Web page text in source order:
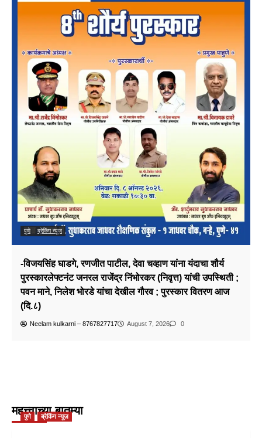
पुणे ब्रेकिंग न्यूज़
-विजयसिंह घाडगे, रणजीत पाटील, देवा चव्हाण यांना यंदाचा शौर्य
पुरस्कारलेफ्टनंट जनरल राजेंद्र निंभोरकर (निवृत्त) यांची उपस्थिती ;
पवन माने, निलेश भोरडे यांचा देखील गौरव ; पुरस्कार वितरण आज
(दि.८)
Neelam kulkarni – 8767827717 August 7, 2026 0
महत्त्वाच्या बातम्या
पुणे ब्रेकिंग न्यूज़